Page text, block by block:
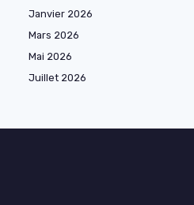
Janvier 2026
Mars 2026
Mai 2026
Juillet 2026